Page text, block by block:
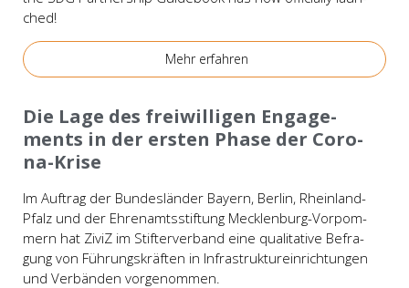
ched!
Mehr erfah­ren
Die Lage des frei­wil­li­gen Enga­ge­
ments in der ers­ten Pha­se der Coro­­
na-Kri­­se
Im Auf­trag der Bun­des­län­der Bay­ern, Ber­lin, Rhein­­land-
Pfalz und der Ehren­amts­stif­tung Meck­­len­burg-Vor­­­pom­­
mern hat ZiviZ im Stif­ter­ver­band eine qua­li­ta­ti­ve Befra­
gung von Füh­rungs­kräf­ten in Infra­struk­tur­ein­rich­tun­gen
und Ver­bän­den vor­ge­nom­men.